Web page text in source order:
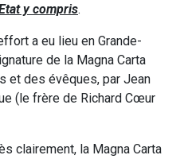
y compris.
a eu lieu en Grande-
de la Magna Carta
et des évêques, par Jean
(le frère de Richard Cœur
clairement, la Magna Carta